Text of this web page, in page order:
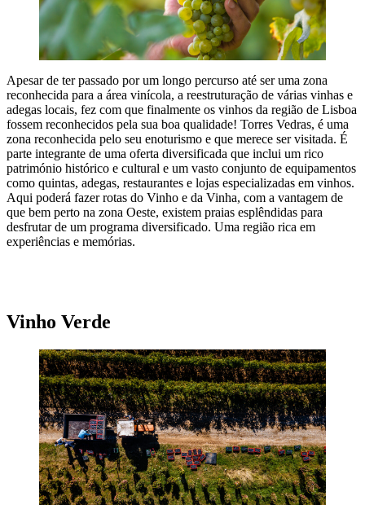
Apesar de ter passado por um longo percurso até ser uma zona
reconhecida para a área vinícola, a reestruturação de várias vinhas e
adegas locais, fez com que finalmente os vinhos da região de Lisboa
fossem reconhecidos pela sua boa qualidade! Torres Vedras, é uma
zona reconhecida pelo seu enoturismo e que merece ser visitada. É
parte integrante de uma oferta diversificada que inclui um rico
património histórico e cultural e um vasto conjunto de equipamentos
como quintas, adegas, restaurantes e lojas especializadas em vinhos.
Aqui poderá fazer rotas do Vinho e da Vinha, com a vantagem de
que bem perto na zona Oeste, existem praias esplêndidas para
desfrutar de um programa diversificado. Uma região rica em
experiências e memórias.
Vinho Verde